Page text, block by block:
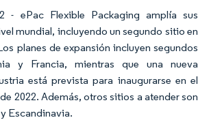
- ePac Flexible Packaging amplía sus
mundial, incluyendo un segundo sitio en
planes de expansión incluyen segundos
y Francia, mientras que una nueva
está prevista para inaugurarse en el
2022. Además, otros sitios a atender son
Escandinavia.